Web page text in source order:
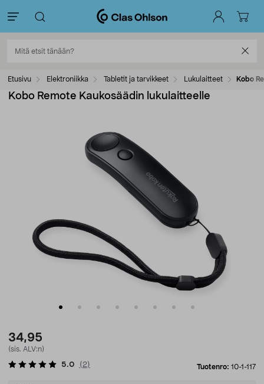
Etusivu Elektroniikka Tabletit ja tarvikkeet Lukulaitteet Kobo
Kobo Remote Kaukosäädin lukulaitteelle
34,95
(sis. ALV:n)
Tuotenro: 10-1-117
5.0 ( 2)